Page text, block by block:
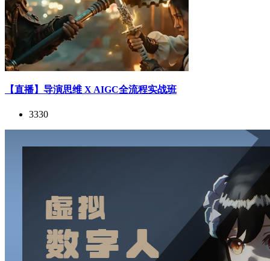
【直播】导演思维 X AIGC全流程实战班
3330